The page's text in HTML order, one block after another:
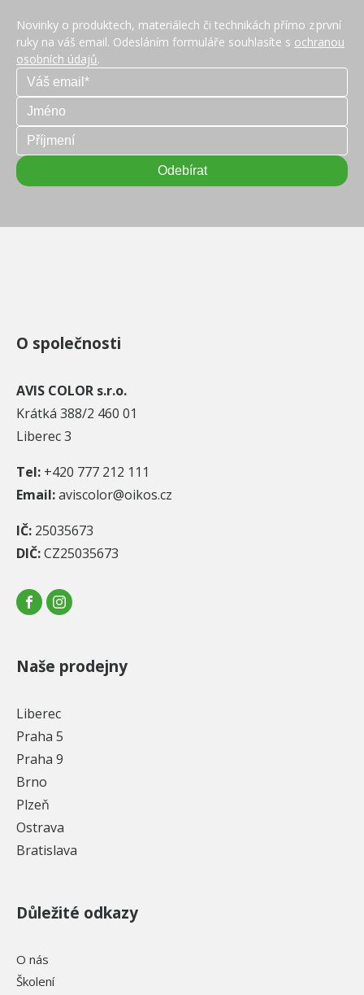
Novinky o produktech, materiálech či technikách přímo z první
ruky na váš email. Odesláním formuláře souhlasíte s ochranou
osobních údajů.
O společnosti
AVIS COLOR s.r.o.
Krátká 388/2 460 01
Liberec 3
Tel: +420 777 212 111
Email:aviscolor@oikos.cz
IČ: 25035673
DIČ:CZ25035673
Naše prodejny
Liberec
Praha 5
Praha 9
Brno
Plzeň
Ostrava
Bratislava
Důležité odkazy
O nás
Školení